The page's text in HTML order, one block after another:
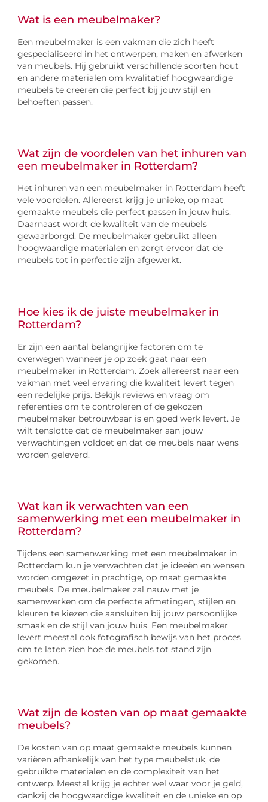
Wat is een meubelmaker?
Een meubelmaker is een vakman die zich heeft
gespecialiseerd in het ontwerpen, maken en afwerken
van meubels. Hij gebruikt verschillende soorten hout
en andere materialen om kwalitatief hoogwaardige
meubels te creëren die perfect bij jouw stijl en
behoeften passen.
Wat zijn de voordelen van het inhuren van
een meubelmaker in Rotterdam?
Het inhuren van een meubelmaker in Rotterdam heeft
vele voordelen. Allereerst krijg je unieke, op maat
gemaakte meubels die perfect passen in jouw huis.
Daarnaast wordt de kwaliteit van de meubels
gewaarborgd. De meubelmaker gebruikt alleen
hoogwaardige materialen en zorgt ervoor dat de
meubels tot in perfectie zijn afgewerkt.
Hoe kies ik de juiste meubelmaker in
Rotterdam?
Er zijn een aantal belangrijke factoren om te
overwegen wanneer je op zoek gaat naar een
meubelmaker in Rotterdam. Zoek allereerst naar een
vakman met veel ervaring die kwaliteit levert tegen
een redelijke prijs. Bekijk reviews en vraag om
referenties om te controleren of de gekozen
meubelmaker betrouwbaar is en goed werk levert. Je
wilt tenslotte dat de meubelmaker aan jouw
verwachtingen voldoet en dat de meubels naar wens
worden geleverd.
Wat kan ik verwachten van een
samenwerking met een meubelmaker in
Rotterdam?
Tijdens een samenwerking met een meubelmaker in
Rotterdam kun je verwachten dat je ideeën en wensen
worden omgezet in prachtige, op maat gemaakte
meubels. De meubelmaker zal nauw met je
samenwerken om de perfecte afmetingen, stijlen en
kleuren te kiezen die aansluiten bij jouw persoonlijke
smaak en de stijl van jouw huis. Een meubelmaker
levert meestal ook fotografisch bewijs van het proces
om te laten zien hoe de meubels tot stand zijn
gekomen.
Wat zijn de kosten van op maat gemaakte
meubels?
De kosten van op maat gemaakte meubels kunnen
variëren afhankelijk van het type meubelstuk, de
gebruikte materialen en de complexiteit van het
ontwerp. Meestal krijg je echter wel waar voor je geld,
dankzij de hoogwaardige kwaliteit en de unieke en op